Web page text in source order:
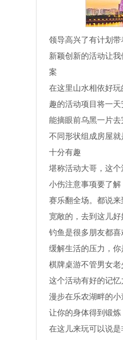
领导高兴了有计划
新颖创新的活动让
案
在这里山水相依好
趣的活动项目将一
能摘眼前乌黑一片
不同形状组成房屋
十分有趣
堪称活动大哥，这
小伤注意事项要了
赛乐翻全场。都说
宽敞的，去到这儿
钓鱼是很多朋友都
缓解生活的压力，
棋牌桌游不管男女
这个活动有好的记
漫步在乐农湖畔的
让你的身体得到锻
在这儿来玩可以说